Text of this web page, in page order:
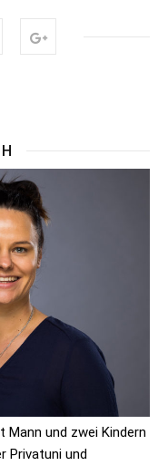
Mann und zwei Kindern
Privatuni und